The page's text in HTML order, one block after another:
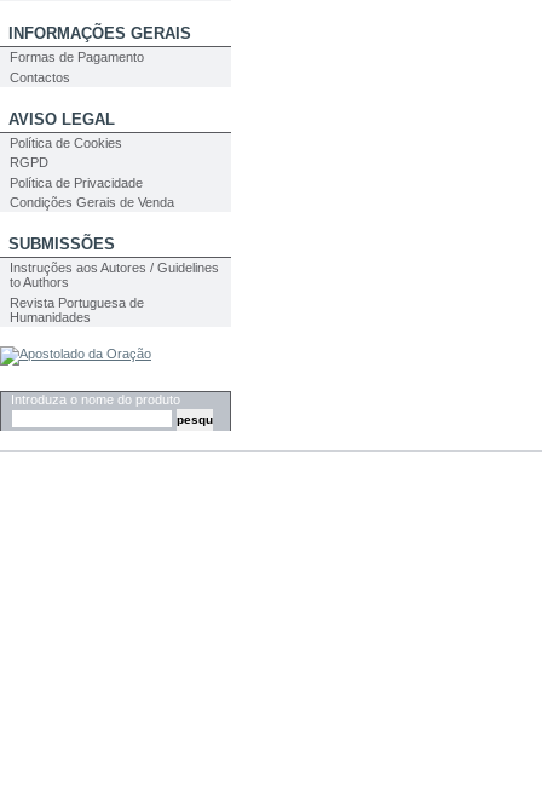
INFORMAÇÕES GERAIS
Formas de Pagamento
Contactos
AVISO LEGAL
Política de Cookies
RGPD
Política de Privacidade
Condições Gerais de Venda
SUBMISSÕES
Instruções aos Autores / Guidelines
to Authors
Revista Portuguesa de
Humanidades
Introduza o nome do produto